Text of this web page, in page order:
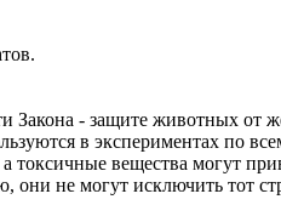
Закона - защите животных от
в экспериментах по
токсичные вещества могут
не могут исключить тот